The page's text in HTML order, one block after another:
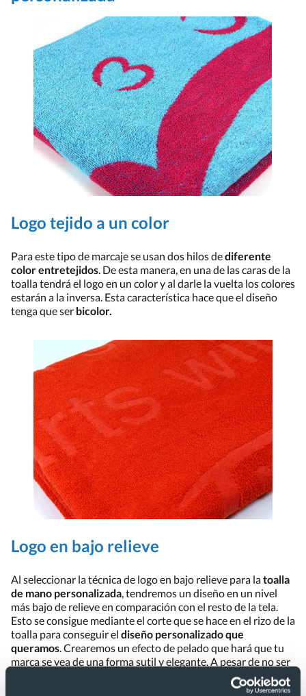
Logo tejido a un color
Para este tipo de marcaje se usan dos hilos dediferente
color entretejidos. De esta manera, en una de las caras de la
toalla tendrá el logo en un color y al darle la vuelta los colores
estarán a la inversa. Esta característica hace que el diseño
tenga que ser bicolor.
Logo en bajo relieve
Al seleccionar la técnica de logo en bajo relieve para latoalla
de mano personalizada, tendremos un diseño en un nivel
más bajo de relieve en comparación con el resto de la tela.
Esto se consigue mediante el corte que se hace en el rizo de la
toalla para conseguir el diseño personalizado que
queramos. Crearemos un efecto de pelado que hará que tu
marca se vea de una forma sutil y elegante. A pesar de no ser
una técnica que use el color para resaltar, veremos una clara
diferencia entre la toalla de rizo y el logotipo en plano.